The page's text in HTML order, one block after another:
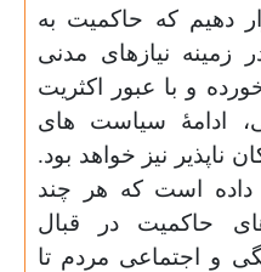
دهیم که حاکمیت به
زمینه نیازهای مدنی
و با عبور اکثریت
ادامۀ سیاست های
نیز خواهد بود.
داده است که هر چند
حاکمیت در قبال
و اجتماعی مردم تا